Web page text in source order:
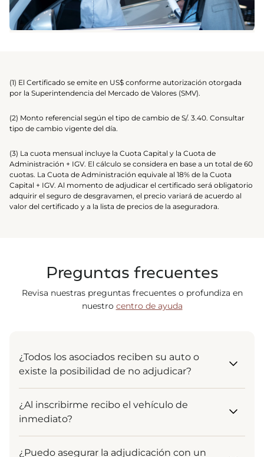
(1) El Certificado se emite en US$ conforme autorización otorgada
por la Superintendencia del Mercado de Valores (SMV).
(2) Monto referencial según el tipo de cambio de S/. 3.40. Consultar
tipo de cambio vigente del día.
(3) La cuota mensual incluye la Cuota Capital y la Cuota de
Administración + IGV. El cálculo se considera en base a un total de 60
cuotas. La Cuota de Administración equivale al 18% de la Cuota
Capital + IGV. Al momento de adjudicar el certificado será obligatorio
adquirir el seguro de desgravamen, el precio variará de acuerdo al
valor del certificado y a la lista de precios de la aseguradora.
Preguntas frecuentes
Revisa nuestras preguntas frecuentes o profundiza en
nuestro centro de ayuda
¿Todos los asociados reciben su auto o
existe la posibilidad de no adjudicar?
todos reciban su vehículo. La adjudicación es un
derecho garantizado para todos los asociados que
se mantienen al día en sus pagos. Ya sea al inicio,
al medio o al final del plazo, tu entrega está
¿Al inscribirme recibo el vehículo de
inmediato?
¿Puedo asegurar la adjudicación con un